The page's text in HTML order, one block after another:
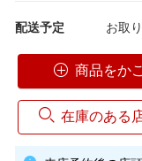
配送予定 お取
商品をか
在庫のある